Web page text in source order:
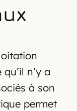
n’y a
à son
permet